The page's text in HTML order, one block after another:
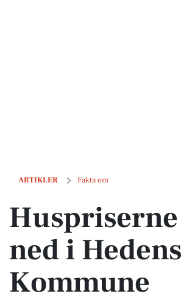
ARTIKLER Fakta om
Huspriserne går ned i Hedensted
ned i
Kommune